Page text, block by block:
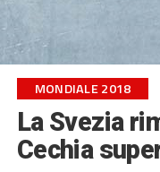
MONDIALE 2018
La Svezia
Cechia